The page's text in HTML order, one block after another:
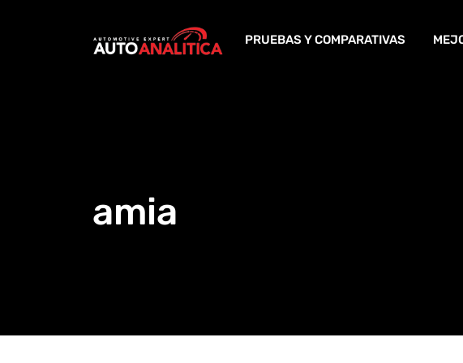
PRUEBAS Y COMPARATIVAS
amia